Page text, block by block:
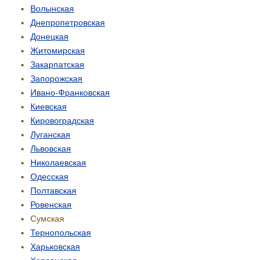
Волынская
Днепропетровская
Донецкая
Житомирская
Закарпатская
Запорожская
Ивано-Франковская
Киевская
Кировоградская
Луганская
Львовская
Николаевская
Одесская
Полтавская
Ровенская
Сумская
Тернопольская
Харьковская